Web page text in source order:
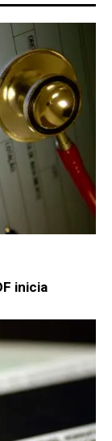
inicia